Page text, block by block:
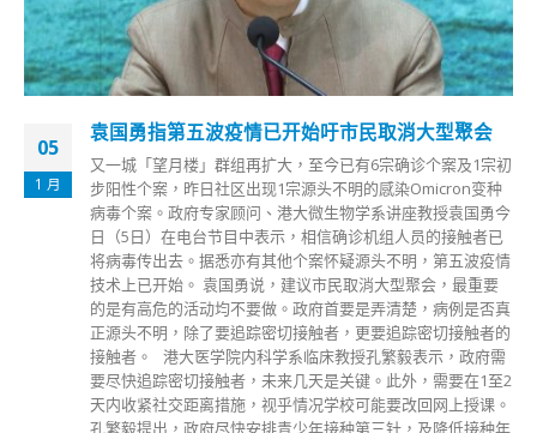
05
1 月
袁国勇指第五波疫情已开始吁市民取消大型聚会
又一城「望月楼」群组再扩大，至今已有6宗确诊个案及1宗初
步阳性个案，昨日社区出现1宗源头不明的感染Omicron变种
病毒个案。政府专家顾问、港大微生物学系讲座教授袁国勇今
日（5日）在电台节目中表示，相信确诊机组人员的接触者已
将病毒传出去。据悉亦有其他个案怀疑源头不明，第五波疫情
技术上已开始。 袁国勇说，建议市民取消大型聚会，最重要
的是有高危的活动均不要做。政府首要是弄清楚，病例是否真
正源头不明，除了要追踪密切接触者，更要追踪密切接触者的
接触者。 港大医学院内科学系临床教授孔繁毅表示，政府需
要尽快追踪密切接触者，未来几天是关键。此外，需要在1至2
天内收紧社交距离措施，视乎情况学校可能要改回网上授课。
孔繁毅提出，政府尽快安排青少年接种第三针，及降低接种年